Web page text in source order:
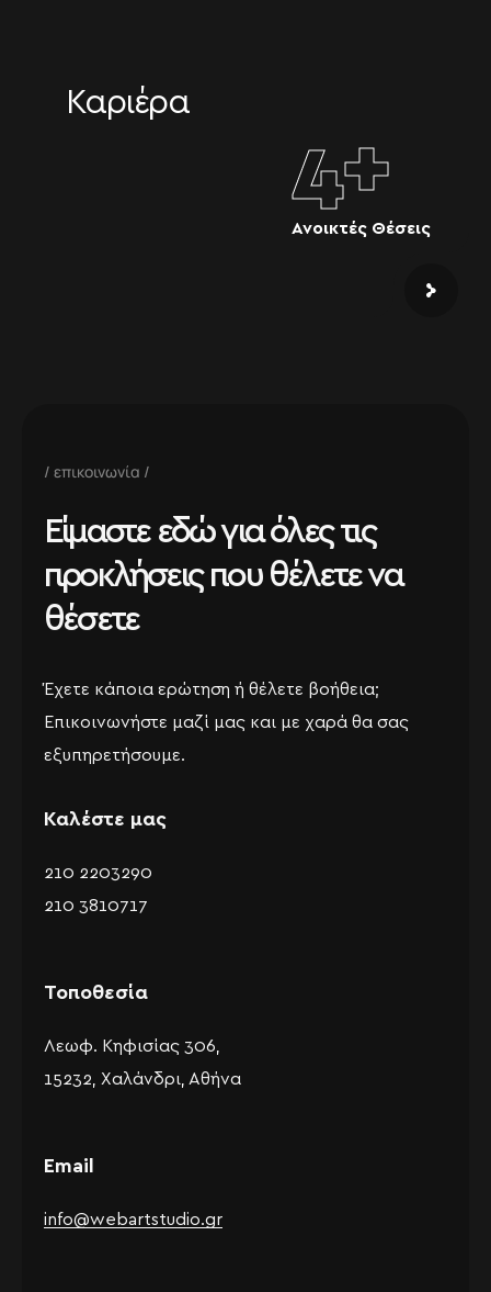
Καριέρα
Ανοικτές Θέσεις
4+
επικοινωνία
Είμαστε εδώ για όλες τις
προκλήσεις που θέλετε να
θέσετε
Έχετε κάποια ερώτηση ή θέλετε βοήθεια;
Επικοινωνήστε μαζί μας και με χαρά θα σας
εξυπηρετήσουμε.
Καλέστε μας
210 2203290
210 3810717
Τοποθεσία
Λεωφ. Κηφισίας 306,
15232, Χαλάνδρι, Αθήνα
Email
info@webartstudio.gr